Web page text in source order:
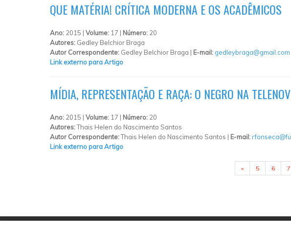
QUE MATÉRIA! CRÍTICA MODERNA E OS ACADÊMICOS
Ano: 2015 | Volume: 17 | Número: 20
Autores: Gedley Belchior Braga
Autor Correspondente: Gedley Belchior Braga | E-mail: gedleybraga@gmail.com
Link externo para Artigo
MÍDIA, REPRESENTAÇÃO E RAÇA: O NEGRO NA
Ano: 2015 | Volume: 17 | Número: 20
Autores:Thais Helen do Nascimento Santos
Autor Correspondente:Thais Helen do Nascimento Santos | E-mail:
Link externo para Artigo
« 5 6 7